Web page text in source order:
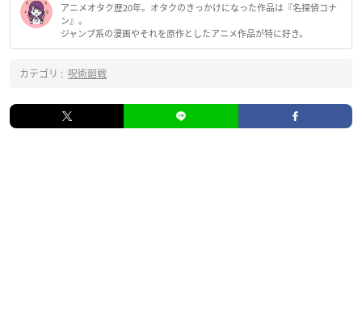
アニメオタク歴20年。オタクのきっかけになった作品は『名探偵コナ
ン』。
ジャンプ系の漫画やそれを原作としたアニメ作品が特に好き。
カテゴリ : 呪術廻戦